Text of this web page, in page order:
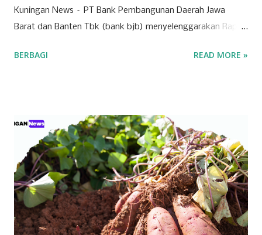
Kuningan News – PT Bank Pembangunan Daerah Jawa
Barat dan Banten Tbk (bank bjb) menyelenggarakan Rapat
2025 pada Selasa (28/4/2026). Rapat berlangsung secara
yang mengedepankan prinsip tata kelola perusahaan yang
baik, bank bjb mengundang seluruh pemegang saham
untuk turut serta dalam forum strategis ini. RUPST menjadi
wadah penting dalam proses pengambilan keputusan yang
berdampak langsung pada arah dan pertumbuhan
perusahaan ke depan. Tujuh agenda utama telah disusun
untuk dibahas dan diputuskan dalam RUPST kali ini.
BERBAGI READ MORE »